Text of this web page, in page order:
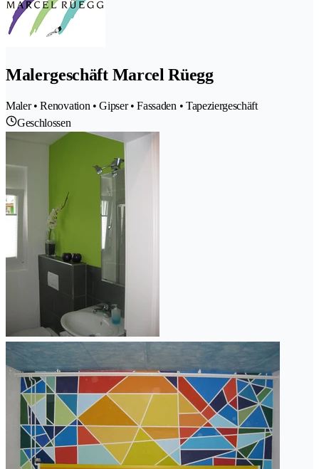
Malergeschäft Marcel Rüegg
Maler • Renovation • Gipser • Fassaden • Tapeziergeschäft
Geschlossen